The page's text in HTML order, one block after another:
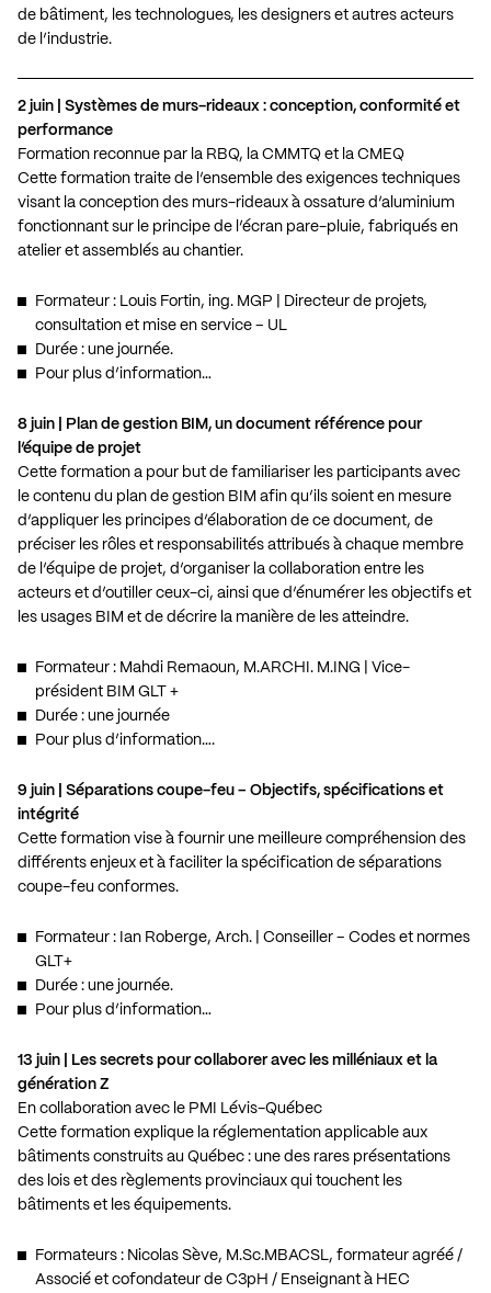
de bâtiment, les technologues, les designers et autres acteurs
de l’industrie.
2 juin | Systèmes de murs-rideaux : conception, conformité et
performance
Formation reconnue par la RBQ, la CMMTQ et la CMEQ
Cette formation traite de l’ensemble des exigences techniques
visant la conception des murs-rideaux à ossature d’aluminium
fonctionnant sur le principe de l’écran pare-pluie, fabriqués en
atelier et assemblés au chantier.
Formateur : Louis Fortin, ing. MGP | Directeur de projets,
consultation et mise en service – UL
Durée : une journée.
Pour plus d’information…
8 juin | Plan de gestion BIM, un document référence pour
l’équipe de projet
Cette formation a pour but de familiariser les participants avec
le contenu du plan de gestion BIM afin qu’ils soient en mesure
d’appliquer les principes d’élaboration de ce document, de
préciser les rôles et responsabilités attribués à chaque membre
de l’équipe de projet, d’organiser la collaboration entre les
acteurs et d’outiller ceux-ci, ainsi que d’énumérer les objectifs et
les usages BIM et de décrire la manière de les atteindre.
Formateur : Mahdi Remaoun, M.ARCHI. M.ING | Vice-
président BIM GLT +
Durée : une journée
Pour plus d’information….
9 juin | Séparations coupe-feu – Objectifs, spécifications et
intégrité
Cette formation vise à fournir une meilleure compréhension des
différents enjeux et à faciliter la spécification de séparations
coupe-feu conformes.
Formateur : Ian Roberge, Arch. | Conseiller – Codes et normes
GLT+
Durée : une journée.
Pour plus d’information…
13 juin | Les secrets pour collaborer avec les milléniaux et la
génération Z
En collaboration avec le PMI Lévis-Québec
Cette formation explique la réglementation applicable aux
bâtiments construits au Québec : une des rares présentations
des lois et des règlements provinciaux qui touchent les
bâtiments et les équipements.
Formateurs : Nicolas Sève, M.Sc.MBACSL, formateur agréé /
Associé et cofondateur de C3pH / Enseignant à HEC